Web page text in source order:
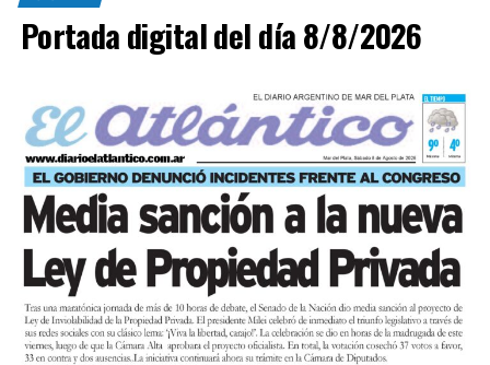
Portada digital del día 8/8/2026